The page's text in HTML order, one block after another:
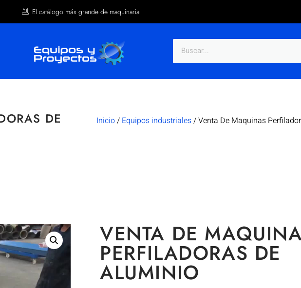
El catálogo más grande de maquinaria
DE Inicio/ Equipos industriales/ Venta De Maquinas
VENTA DE
PERFILADORAS DE
ALUMINIO